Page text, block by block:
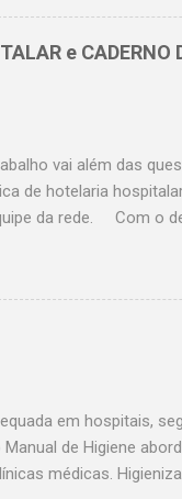
nº 423/2012. E
GBCR _Grupo
no Brasil. Crédito
e CADERNO
vai além das
de hotelaria
da rede. Com o
de uma
da área. Para
organizado de forma
sentido, o
em hospitais,
de Higiene
médicas.